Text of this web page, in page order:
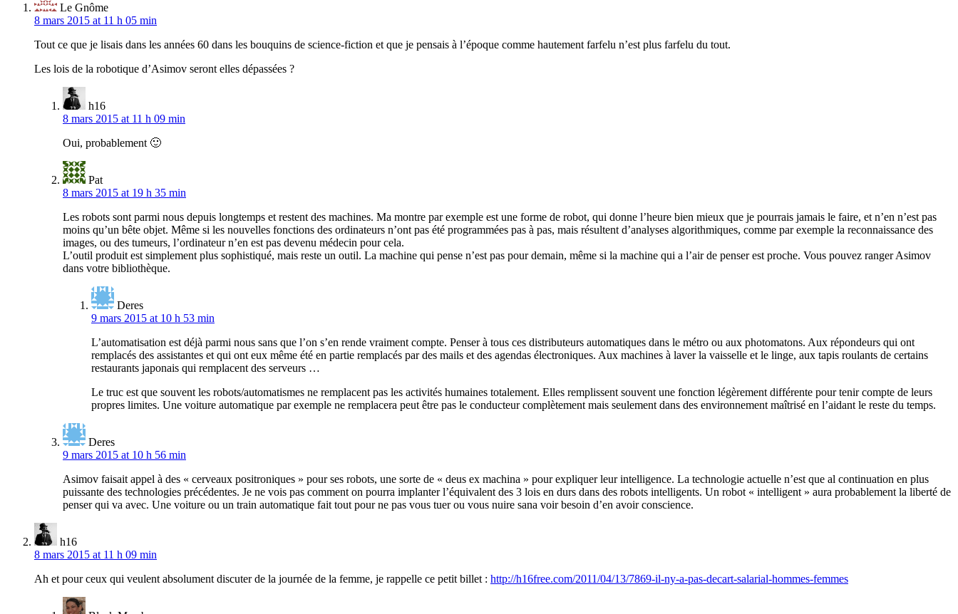
Le Gnôme
8 mars 2015 at 11 h 05 min
Tout ce que je lisais dans les années 60 dans les bouquins de science-fiction et que je pensais à l’époque comme hautement farfelu n’est plus farfelu du tout.
Les lois de la robotique d’Asimov seront elles dépassées ?
h16
8 mars 2015 at 11 h 09 min
Oui, probablement 🙂
Pat
8 mars 2015 at 19 h 35 min
Les robots sont parmi nous depuis longtemps et restent des machines. Ma montre par exemple est une forme de robot, qui donne l’heure bien mieux que je pourrais jamais le faire, et n’en n’est pas
moins qu’un bête objet. Même si les nouvelles fonctions des ordinateurs n’ont pas été programmées pas à pas, mais résultent d’analyses algorithmiques, comme par exemple la reconnaissance des
images, ou des tumeurs, l’ordinateur n’en est pas devenu médecin pour cela.
L’outil produit est simplement plus sophistiqué, mais reste un outil. La machine qui pense n’est pas pour demain, même si la machine qui a l’air de penser est proche. Vous pouvez ranger Asimov
dans votre bibliothèque.
Deres
9 mars 2015 at 10 h 53 min
L’automatisation est déjà parmi nous sans que l’on s’en rende vraiment compte. Penser à tous ces distributeurs automatiques dans le métro ou aux photomatons. Aux répondeurs qui ont
remplacés des assistantes et qui ont eux même été en partie remplacés par des mails et des agendas électroniques. Aux machines à laver la vaisselle et le linge, aux tapis roulants de certains
restaurants japonais qui remplacent des serveurs …
Le truc est que souvent les robots/automatismes ne remplacent pas les activités humaines totalement. Elles remplissent souvent une fonction légèrement différente pour tenir compte de leurs
propres limites. Une voiture automatique par exemple ne remplacera peut être pas le conducteur complètement mais seulement dans des environnement maîtrisé en l’aidant le reste du temps.
Deres
9 mars 2015 at 10 h 56 min
Asimov faisait appel à des « cerveaux positroniques » pour ses robots, une sorte de « deus ex machina » pour expliquer leur intelligence. La technologie actuelle n’est que al continuation en plus
puissante des technologies précédentes. Je ne vois pas comment on pourra implanter l’équivalent des 3 lois en durs dans des robots intelligents. Un robot « intelligent » aura probablement la liberté de
penser qui va avec. Une voiture ou un train automatique fait tout pour ne pas vous tuer ou vous nuire sana voir besoin d’en avoir conscience.
h16
8 mars 2015 at 11 h 09 min
Ah et pour ceux qui veulent absolument discuter de la journée de la femme, je rappelle ce petit billet : http://h16free.com/2011/04/13/7869-il-ny-a-pas-decart-salarial-hommes-femmes